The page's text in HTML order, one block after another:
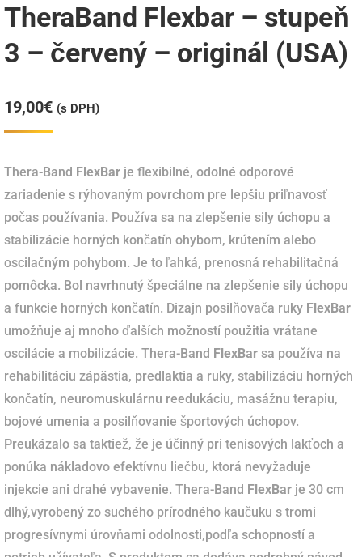
TheraBand Flexbar – stupeň
3 – červený – originál (USA)
19,00€ (s DPH)
Thera-Band FlexBar je flexibilné, odolné odporové
zariadenie s rýhovaným povrchom pre lepšiu priľnavosť
počas používania. Používa sa na zlepšenie sily úchopu a
stabilizácie horných končatín ohybom, krútením alebo
oscilačným pohybom. Je to ľahká, prenosná rehabilitačná
pomôcka. Bol navrhnutý špeciálne na zlepšenie sily úchopu
a funkcie horných končatín. Dizajn posilňovača ruky FlexBar
umožňuje aj mnoho ďalších možností použitia vrátane
oscilácie a mobilizácie. Thera-Band FlexBar sa používa na
rehabilitáciu zápästia, predlaktia a ruky, stabilizáciu horných
končatín, neuromuskulárnu reedukáciu, masážnu terapiu,
bojové umenia a posilňovanie športových úchopov.
Preukázalo sa taktiež, že je účinný pri tenisových lakťoch a
ponúka nákladovo efektívnu liečbu, ktorá nevyžaduje
injekcie ani drahé vybavenie. Thera-Band FlexBar je 30 cm
dlhý,vyrobený zo suchého prírodného kaučuku s tromi
progresívnymi úrovňami odolnosti,podľa schopností a